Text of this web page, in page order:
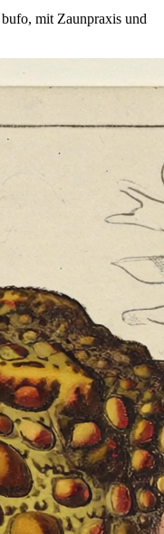
mit Zaunpraxis und